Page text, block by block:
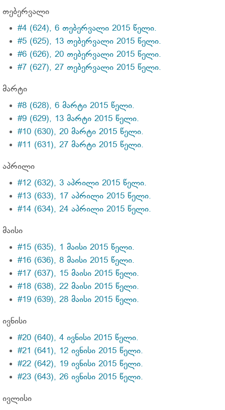
თებერვალი
#4 (624), 6 თებერვალი 2015 წელი.
#5 (625), 13 თებერვალი 2015 წელი.
#6 (626), 20 თებერვალი 2015 წელი.
#7 (627), 27 თებერვალი 2015 წელი.
მარტი
#8 (628), 6 მარტი 2015 წელი.
#9 (629), 13 მარტი 2015 წელი.
#10 (630), 20 მარტი 2015 წელი.
#11 (631), 27 მარტი 2015 წელი.
აპრილი
#12 (632), 3 აპრილი 2015 წელი.
#13 (633), 17 აპრილი 2015 წელი.
#14 (634), 24 აპრილი 2015 წელი.
მაისი
#15 (635), 1 მაისი 2015 წელი.
#16 (636), 8 მაისი 2015 წელი.
#17 (637), 15 მაისი 2015 წელი.
#18 (638), 22 მაისი 2015 წელი.
#19 (639), 28 მაისი 2015 წელი.
ივნისი
#20 (640), 4 ივნისი 2015 წელი.
#21 (641), 12 ივნისი 2015 წელი.
#22 (642), 19 ივნისი 2015 წელი.
#23 (643), 26 ივნისი 2015 წელი.
ივლისი